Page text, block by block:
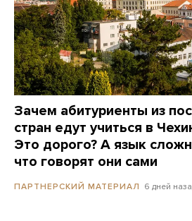
Зачем абитуриенты из
стран едут учиться в
Это дорого? А язык
что говорят они сами
ПАРТНЕРСКИЙ МАТЕРИАЛ 6 дней